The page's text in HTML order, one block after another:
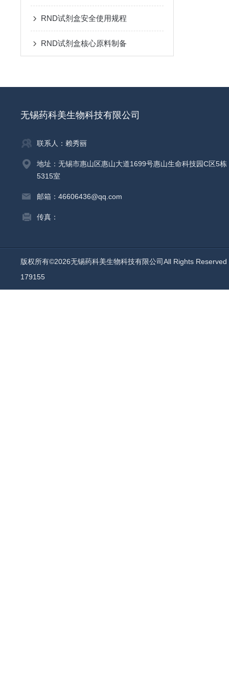
RND试剂盒安全使用规程
RND试剂盒核心原料制备
无锡药科美生物科技有限公司
联系人：赖秀丽
地址：无锡市惠山区惠山大道1699号惠山生命科技园C区5栋
5315室
邮箱：46606436@qq.com
传真：
版权所有©2026无锡药科美生物科技有限公司All Rights
179155